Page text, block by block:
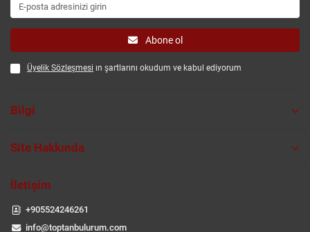
Abone ol
Üyelik Sözleşmesi ın şartlarını okudum ve kabul ediyorum
Bilgi
Site Hakkında
İletişim
+905524246261
info@toptanbulurum.com